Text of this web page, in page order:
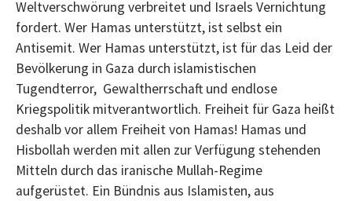
Weltverschwörung verbreitet und Israels Vernichtung
fordert. Wer Hamas unterstützt, ist selbst ein
Antisemit. Wer Hamas unterstützt, ist für das Leid der
Bevölkerung in Gaza durch islamistischen
Tugendterror, Gewaltherrschaft und endlose
Kriegspolitik mitverantwortlich. Freiheit für Gaza heißt
deshalb vor allem Freiheit von Hamas! Hamas und
Hisbollah werden mit allen zur Verfügung stehenden
Mitteln durch das iranische Mullah-Regime
aufgerüstet. Ein Bündnis aus Islamisten, aus